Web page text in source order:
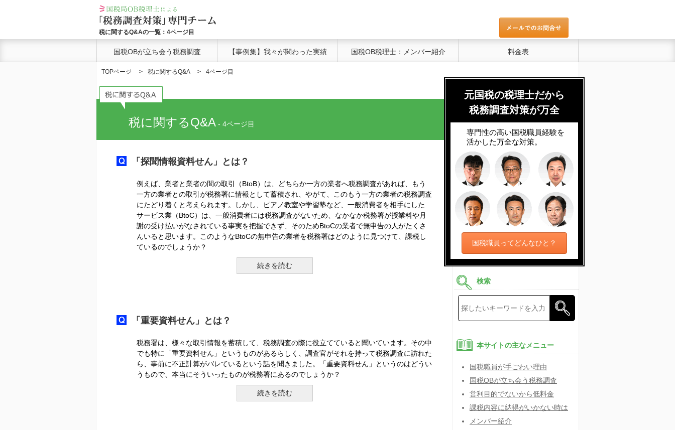
税に関するQ&Aの一覧：4ページ目
国税OBが立ち会う税務調査 【事例集】我々が関わった実績 国税OB税理士：メンバー紹介 料金表
TOPページ 税に関するQ&A 4ページ目
税に関するQ&A- 4ページ目
「探聞情報資料せん」とは？
例えば、業者と業者の間の取引（BtoB）は、どちらか一方の業者へ税務調査があれば、もう
一方の業者との取引が税務署に情報として蓄積され、やがて、このもう一方の業者の税務調査
にたどり着くと考えられます。しかし、ピアノ教室や学習塾など、一般消費者を相手にした
サービス業（BtoC）は、一般消費者には税務調査がないため、なかなか税務署が授業料や月
謝の受け払いがなされている事実を把握できず、そのためBtoCの業者で無申告の人がたくさ
んいると思います。このようなBtoCの無申告の業者を税務署はどのように見つけて、課税し
ているのでしょうか？
続きを読む
「重要資料せん」とは？
税務署は、様々な取引情報を蓄積して、税務調査の際に役立てていると聞いています。その中
でも特に「重要資料せん」というものがあるらしく、調査官がそれを持って税務調査に訪れた
ら、事前に不正計算がバレているという話を聞きました。「重要資料せん」というのはどうい
うもので、本当にそういったものが税務署にあるのでしょうか？
続きを読む
元国税の税理士だから
税務調査対策が万全
専門性の高い国税職員経験を
活かした万全な対策。
国税職員ってどんなひと？
検索
本サイトの主なメニュー
国税職員が手ごわい理由
国税OBが立ち会う税務調査
営利目的でないから低料金
課税内容に納得がいかない時は
メンバー紹介